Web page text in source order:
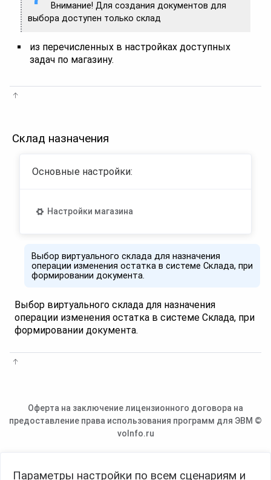
Внимание! Для создания документов для
выбора доступен только склад
из перечисленных в настройках доступных
задач по магазину.
Склад назначения
Основные настройки:
Настройки магазина
Выбор виртуального склада для назначения
операции изменения остатка в системе Склада, при
формировании документа.
Выбор виртуального склада для назначения
операции изменения остатка в системе Склада, при
формировании документа.
Оферта на заключение лицензионного договора на
предоставление права использования программ для ЭВМ ©
voInfo.ru
Параметры настройки по всем сценариям и